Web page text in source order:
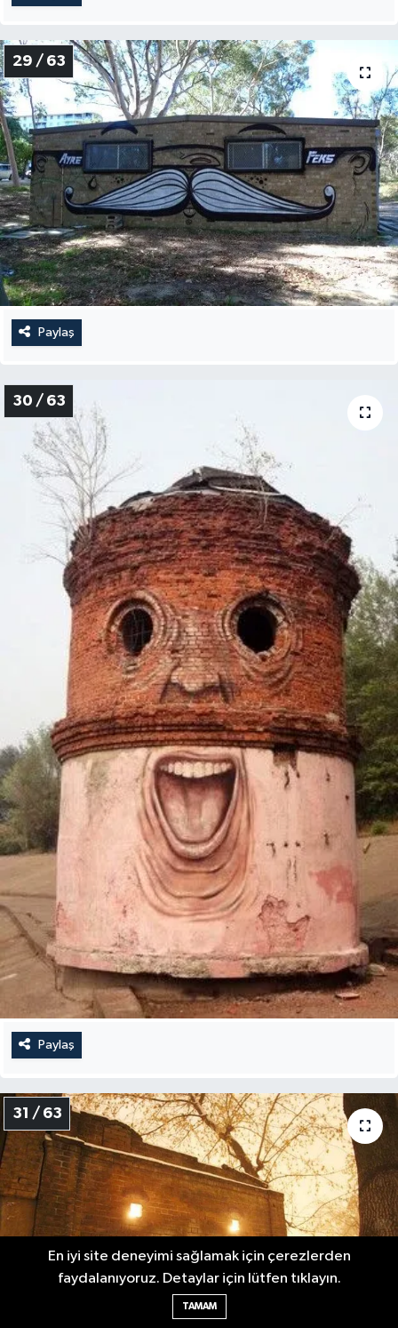
29 / 63
Paylaş
30 / 63
Paylaş
31 / 63
En iyi site deneyimi sağlamak için çerezlerden
faydalanıyoruz. Detaylar için lütfen tıklayın.
TAMAM